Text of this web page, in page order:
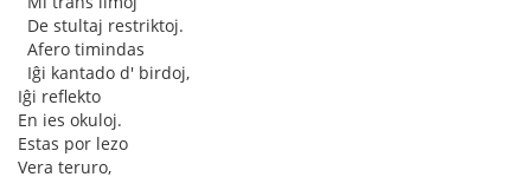
De stultaj restriktoj.
Afero timindas
Iĝi kantado d' birdoj,
Iĝi reflekto
En ies okuloj.
Estas por lezo
Vera teruro,